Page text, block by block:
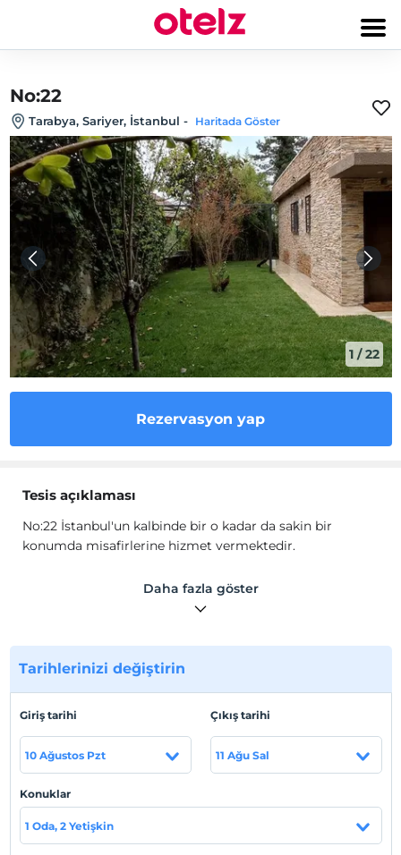
No:22
Tarabya, Sariyer, İstanbul - Haritada Göster
1 /22
Rezervasyon yap
Tesis açıklaması
No:22 İstanbul'un kalbinde bir o kadar da sakin bir
konumda misafirlerine hizmet vermektedir.
tüm olanaklar düşünülmüştür.
Tarabya, Sarıyer'de konumlanmaktadır.
Haritada Göster
Otel koşulları
Check/in
En erken saat 13:00 ve sonrası
Daha fazla göster
Tarihlerinizi değiştirin
Giriş tarihi
10 Ağustos Pzt
Çıkış tarihi
11 Ağu Sal
Konuklar
1 Oda, 2 Yetişkin